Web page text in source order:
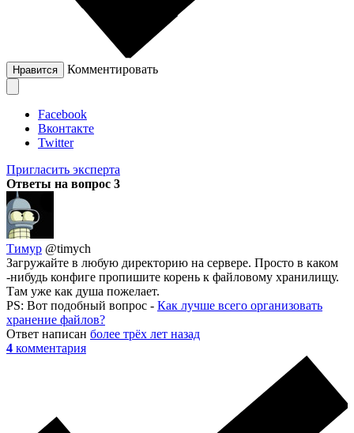
Нравится Комментировать
Facebook
Вконтакте
Twitter
Пригласить эксперта
Ответы на вопрос 3
Тимур @timych
Загружайте в любую директорию на сервере. Просто в каком
-нибудь конфиге пропишите корень к файловому хранилищу.
Там уже как душа пожелает.
PS: Вот подобный вопрос - Как лучше всего организовать
хранение файлов?
Ответ написан более трёх лет назад
4 комментария